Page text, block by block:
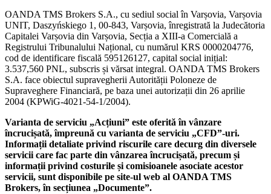
OANDA TMS Brokers S.A., cu sediul social în Varșovia, Varșovia
UNIT, Daszyńskiego 1, 00-843, Varșovia, înregistrată la Judecătoria
Capitalei Varșovia din Varșovia, Secția a XIII-a Comercială a
Registrului Tribunalului Național, cu numărul KRS 0000204776,
cod de identificare fiscală 595126127, capital social inițial:
3.537,560 PNL, subscris și vărsat integral. OANDA TMS Brokers
S.A. face obiectul supravegherii Autorității Poloneze de
Supraveghere Financiară, pe baza unei autorizații din 26 aprilie
2004 (KPWiG-4021-54-1/2004).
Varianta de serviciu „Acțiuni” este oferită în vânzare
încrucișată, împreună cu varianta de serviciu „CFD”-uri.
Informații detaliate privind riscurile care decurg din diversele
servicii care fac parte din vânzarea încrucișată, precum și
informații privind costurile și comisioanele asociate acestor
servicii, sunt disponibile pe site-ul web al OANDA TMS
Brokers, în secțiunea „Documente”.